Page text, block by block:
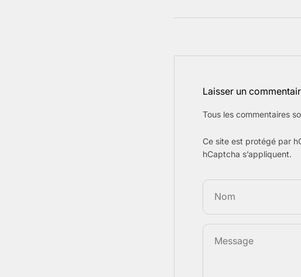
Laisser un
Tous les commentaires
Ce site est protégé par
hCaptcha s’appliquent.
Nom
Message